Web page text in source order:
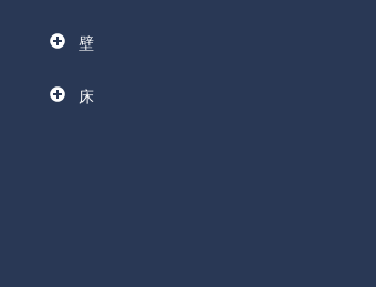
壁
床